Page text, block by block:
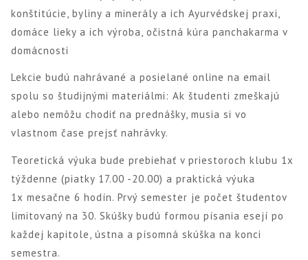
konštitúcie, byliny a minerály a ich Ayurvédskej praxi,
domáce lieky a ich výroba, očistná kúra panchakarma v
domácnosti
Lekcie budú nahrávané a posielané online na email
spolu so študijnými materiálmi: Ak študenti zmeškajú
alebo nemôžu chodiť na prednášky, musia si vo
vlastnom čase prejsť nahrávky.
Teoretická výuka bude prebiehať v priestoroch klubu 1x
týždenne (piatky 17.00 -20.00) a praktická výuka
1x mesačne 6 hodín. Prvý semester je počet študentov
limitovaný na 30. Skúšky budú formou písania esejí po
každej kapitole, ústna a písomná skúška na konci
semestra.